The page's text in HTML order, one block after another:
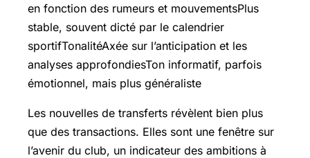
en fonction des rumeurs et mouvementsPlus
stable, souvent dicté par le calendrier
sportifTonalitéAxée sur l’anticipation et les
analyses approfondiesTon informatif, parfois
émotionnel, mais plus généraliste
Les nouvelles de transferts révèlent bien plus
que des transactions. Elles sont une fenêtre sur
l’avenir du club, un indicateur des ambitions à